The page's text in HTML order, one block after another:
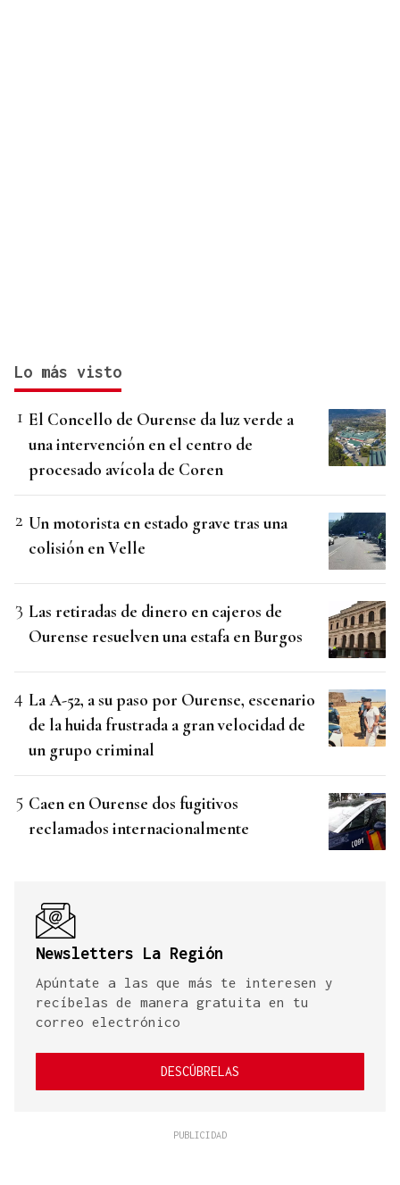
Lo más visto
El Concello de Ourense da luz verde a
una intervención en el centro de
procesado avícola de Coren
Un motorista en estado grave tras una
colisión en Velle
Las retiradas de dinero en cajeros de
Ourense resuelven una estafa en Burgos
La A-52, a su paso por Ourense, escenario
de la huida frustrada a gran velocidad de
un grupo criminal
Caen en Ourense dos fugitivos
reclamados internacionalmente
Newsletters La Región
Apúntate a las que más te interesen y
recíbelas de manera gratuita en tu
correo electrónico
DESCÚBRELAS